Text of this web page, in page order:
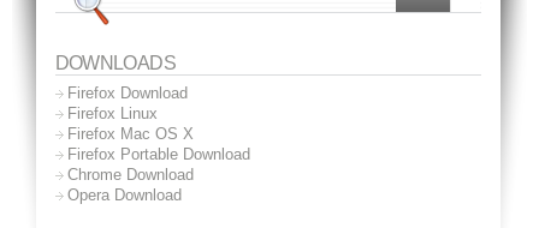
DOWNLOADS
Firefox Download
Firefox Linux
Firefox Mac OS X
Firefox Portable Download
Chrome Download
Opera Download